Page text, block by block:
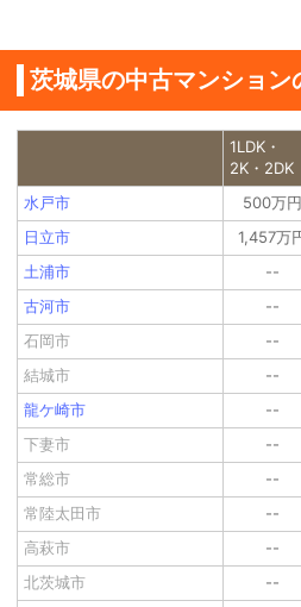
茨城県の中古マンション
1LDK・
2K・2DK
水戸市
500万円
日立市
1,457万
土浦市
--
古河市
--
石岡市
--
結城市
--
龍ケ崎市
--
下妻市
--
常総市
--
常陸太田市
--
高萩市
--
北茨城市
--